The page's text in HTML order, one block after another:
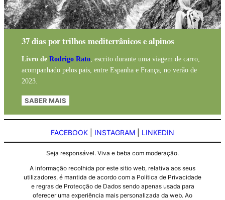
37 dias por trilhos mediterrânicos e alpinos
Livro de Rodrigo Rato, escrito durante uma viagem de carro,
acompanhado pelos pais, entre Espanha e França, no verão de
2023.
SABER MAIS
FACEBOOK INSTAGRAM LINKEDIN
Seja responsável. Viva e beba com moderação.
A informação recolhida por este sitio web, relativa aos seus
utilizadores, é mantida de acordo com a Política de Privacidade
e regras de Protecção de Dados sendo apenas usada para
oferecer uma experiência mais personalizada da web. Ao